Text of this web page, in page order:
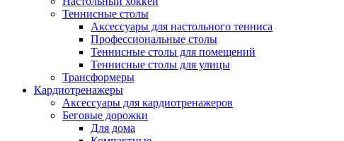
Теннисные столы
Аксессуары для настольного тенниса
Профессиональные столы
Теннисные столы для помещений
Теннисные столы для улицы
Трансформеры
Кардиотренажеры
Аксессуары для кардиотренажеров
Беговые дорожки
Для дома